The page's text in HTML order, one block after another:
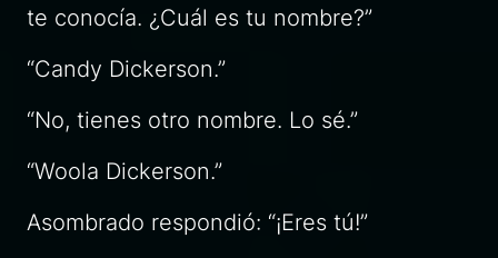
te conocía. ¿Cuál es tu nombre?”
“Candy Dickerson.”
“No, tienes otro nombre. Lo sé.”
“Woola Dickerson.”
Asombrado respondió: “¡Eres tú!”